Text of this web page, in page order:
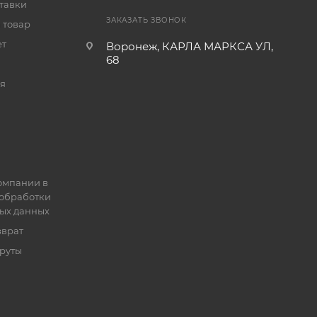
товар
в
данных
ЗАКАЗАТЬ ЗВОНОК
Воронеж, КАРЛА МАРКСА УЛ,
68